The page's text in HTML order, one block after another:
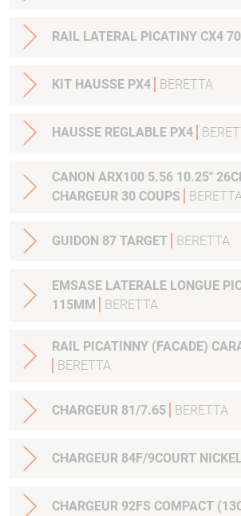
RAIL LATERAL PICATINY CX4
KIT HAUSSE PX4 BERETTA
HAUSSE REGLABLE PX4
CANON ARX100 5.56 10.25"
CHARGEUR 30 COUPS
GUIDON 87 TARGET BERETTA
EMSASE LATERALE LONGUE
115MM
BERETTA
RAIL PICATINNY (FACADE)
BERETTA
CHARGEUR 81/7.65 BERETTA
CHARGEUR 84F/9COURT
CHARGEUR 92FS COMPACT